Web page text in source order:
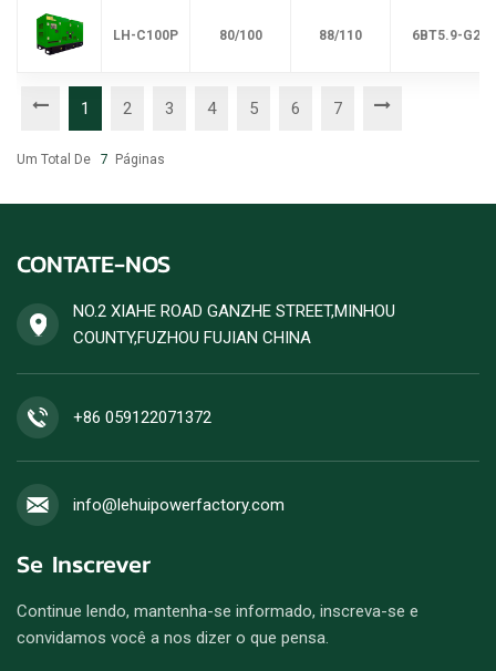
LH-C100P 80/100 88/110 6BT5.9-G2
1 2 3 4 5 6 7
Um Total De 7 Páginas
CONTATE-NOS
NO.2 XIAHE ROAD GANZHE STREET,MINHOU
COUNTY,FUZHOU FUJIAN CHINA
+86 059122071372
info@lehuipowerfactory.com
Se Inscrever
Continue lendo, mantenha-se informado, inscreva-se e
convidamos você a nos dizer o que pensa.